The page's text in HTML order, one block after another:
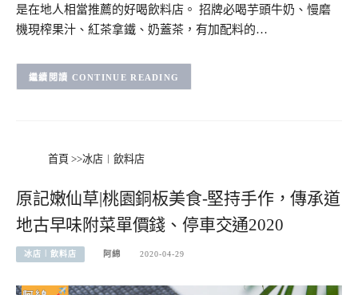
是在地人相當推薦的好喝飲料店。 招牌必喝芋頭牛奶、慢磨
機現榨果汁、紅茶拿鐵、奶蓋茶，有加配料的…
CONTINUE READING
首頁 >>冰店︱飲料店
原記嫩仙草|桃園銅板美食-堅持手作，傳承道
地古早味附菜單價錢、停車交通2020
冰店︱飲料店 阿綿 2020-04-29